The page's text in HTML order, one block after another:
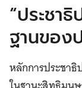
“ประชา
ฐานของ
หลักการประชา